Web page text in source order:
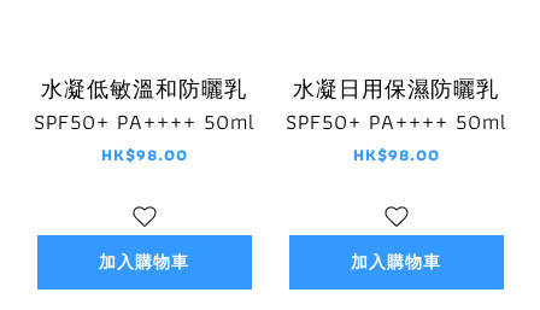
水凝低敏溫和防曬乳
SPF50+ PA++++ 50ml
HK$98.00
加入購物車
水凝日用保濕防曬乳
SPF50+ PA++++ 50ml
HK$98.00
加入購物車